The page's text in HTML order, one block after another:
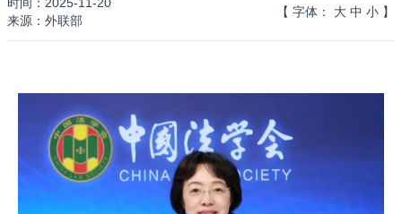
来源：外联部
【 字体： 大 中 小 】